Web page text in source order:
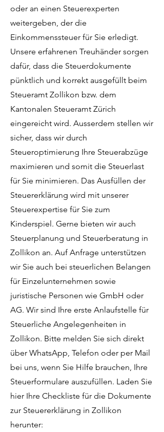
oder an einen Steuerexperten
weitergeben, der die
Einkommenssteuer für Sie erledigt.
Unsere erfahrenen Treuhänder sorgen
dafür, dass die Steuerdokumente
pünktlich und korrekt ausgefüllt beim
Steueramt Zollikon bzw. dem
Kantonalen Steueramt Zürich
eingereicht wird. Ausserdem stellen wir
sicher, dass wir durch
Steueroptimierung Ihre Steuerabzüge
maximieren und somit die Steuerlast
für Sie minimieren. Das Ausfüllen der
Steuererklärung wird mit unserer
Steuerexpertise für Sie zum
Kinderspiel. Gerne bieten wir auch
Steuerplanung und Steuerberatung in
Zollikon an. Auf Anfrage unterstützen
wir Sie auch bei steuerlichen Belangen
für Einzelunternehmen sowie
juristische Personen wie GmbH oder
AG. Wir sind Ihre erste Anlaufstelle für
Steuerliche Angelegenheiten in
Zollikon. Bitte melden Sie sich direkt
über WhatsApp, Telefon oder per Mail
bei uns, wenn Sie Hilfe brauchen, Ihre
Steuerformulare auszufüllen. Laden Sie
hier Ihre Checkliste für die Dokumente
zur Steuererklärung in Zollikon
herunter: